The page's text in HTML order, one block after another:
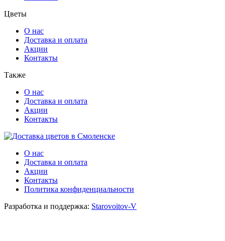
Цветы
О нас
Доставка и оплата
Акции
Контакты
Также
О нас
Доставка и оплата
Акции
Контакты
О нас
Доставка и оплата
Акции
Контакты
Политика конфиденциальности
Разработка и поддержка: Starovoitov-V